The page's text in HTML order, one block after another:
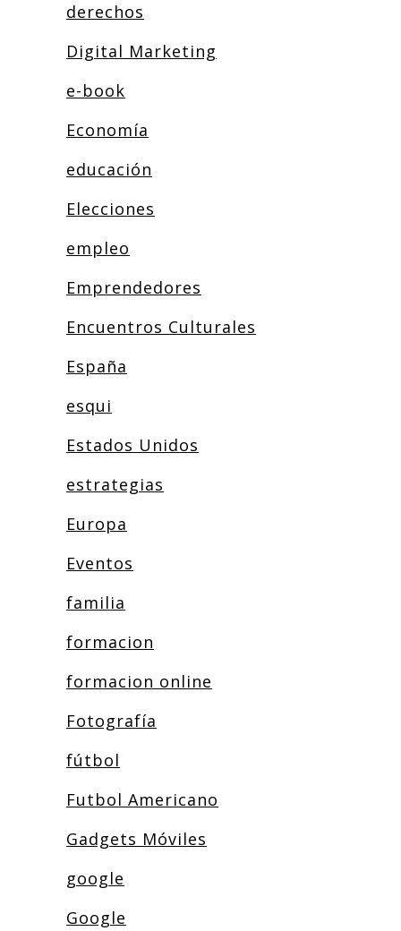
derechos
Digital Marketing
e-book
Economía
educación
Elecciones
empleo
Emprendedores
Encuentros Culturales
España
esqui
Estados Unidos
estrategias
Europa
Eventos
familia
formacion
formacion online
Fotografía
fútbol
Futbol Americano
Gadgets Móviles
google
Google